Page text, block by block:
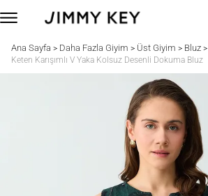
Ana Sayfa > Daha Fazla Giyim > Üst Giyim > Bluz>
Keten Karışımlı V Yaka Kolsuz Desenli Dokuma Bluz